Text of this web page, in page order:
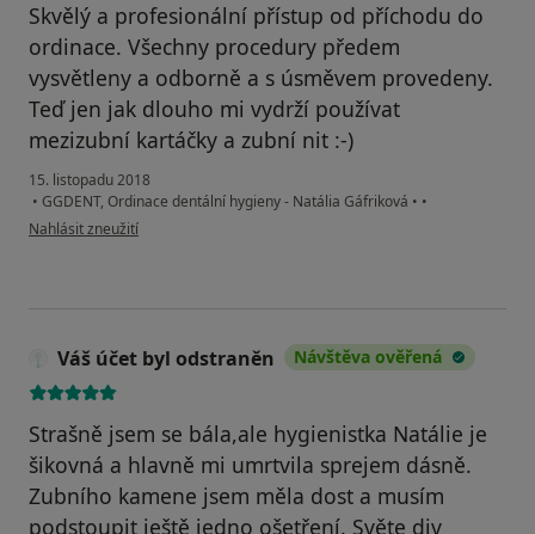
Skvělý a profesionální přístup od příchodu do
ordinace. Všechny procedury předem
vysvětleny a odborně a s úsměvem provedeny.
Teď jen jak dlouho mi vydrží používat
mezizubní kartáčky a zubní nit :-)
15. listopadu 2018
• GGDENT, Ordinace dentální hygieny - Natália Gáfriková • •
podle názoru uživatele Tomáš D.
Nahlásit zneužití
Váš účet byl odstraněn Návštěva ověřená
Strašně jsem se bála,ale hygienistka Natálie je
šikovná a hlavně mi umrtvila sprejem dásně.
Zubního kamene jsem měla dost a musím
podstoupit ještě jedno ošetření. Světe div